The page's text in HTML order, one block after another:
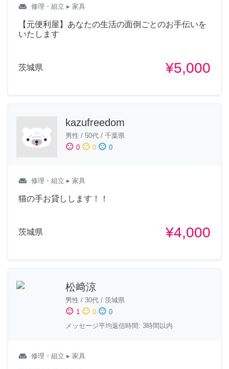
weekend 修理・組立 ▸ 家具
【元便利屋】あなたの生活の面倒ごとのお手伝いを
いたします
茨城県 ¥5,000
kazufreedom
男性 / 50代 / 千葉県
sentiment_satisfied 0 sentiment_neutral 0 sentiment_dissatisfied 0
weekend 修理・組立 ▸ 家具
猫の手お貸しします！！
茨城県 ¥4,000
松﨑涼
男性 / 30代 / 茨城県
sentiment_satisfied 1 sentiment_neutral 0 sentiment_dissatisfied 0
メッセージ平均返信時間: 3時間以内
weekend 修理・組立 ▸ 家具